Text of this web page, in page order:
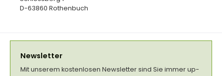
D-63860 Rothenbuch
Newsletter
Mit unserem kostenlosen Newsletter sind Sie immer up-